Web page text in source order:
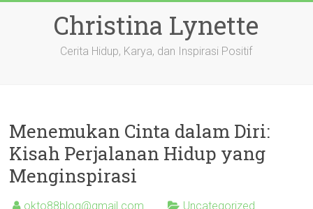
Christina Lynette
Cerita Hidup, Karya, dan Inspirasi Positif
Menemukan Cinta dalam Diri:
Kisah Perjalanan Hidup yang
Menginspirasi
okto88blog@gmail.com Uncategorized